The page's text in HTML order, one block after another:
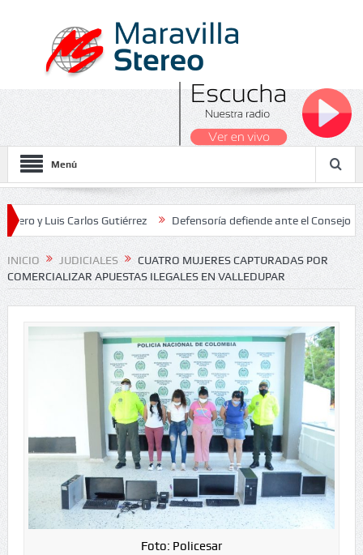
Menú
Carlos Gutiérrez Defensoría defiende ante el Consejo de
2026
INICIO JUDICIALES
CUATRO MUJERES CAPTURADAS POR
COMERCIALIZAR APUESTAS ILEGALES EN VALLEDUPAR
Foto: Policesar